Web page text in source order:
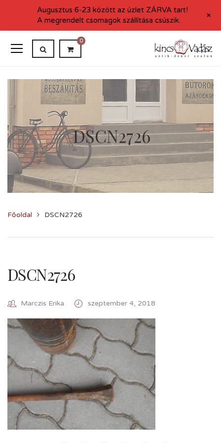
0
DSCN2726
Főoldal DSCN2726
DSCN2726
Marczis Erika szeptember 4, 2018
Augusztus 6-23 között az üzlet ZÁRVA tart!
A megrendelt csomagok szállítása csúszik.
+